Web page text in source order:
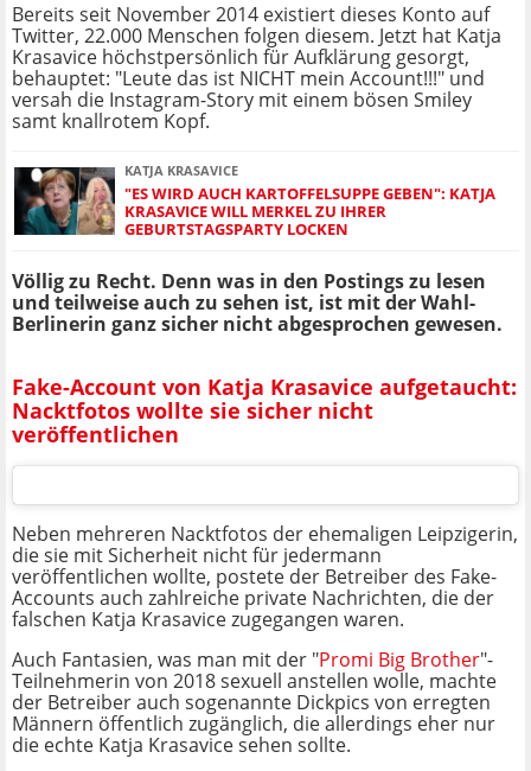
Bereits seit November 2014 existiert dieses Konto auf
Twitter, 22.000 Menschen folgen diesem. Jetzt hat Katja
Krasavice höchstpersönlich für Aufklärung gesorgt,
behauptet: "Leute das ist NICHT mein Account!!!" und
versah die Instagram-Story mit einem bösen Smiley
samt knallrotem Kopf.
KATJA KRASAVICE
"ES WIRD AUCH KARTOFFELSUPPE GEBEN": KATJA
KRASAVICE WILL MERKEL ZU IHRER
GEBURTSTAGSPARTY LOCKEN
Völlig zu Recht. Denn was in den Postings zu lesen
und teilweise auch zu sehen ist, ist mit der Wahl-
Berlinerin ganz sicher nicht abgesprochen gewesen.
Fake-Account von Katja Krasavice aufgetaucht:
Nacktfotos wollte sie sicher nicht
veröffentlichen
Neben mehreren Nacktfotos der ehemaligen Leipzigerin,
die sie mit Sicherheit nicht für jedermann
veröffentlichen wollte, postete der Betreiber des Fake-
Accounts auch zahlreiche private Nachrichten, die der
falschen Katja Krasavice zugegangen waren.
Auch Fantasien, was man mit der "Promi Big Brother"-
Teilnehmerin von 2018 sexuell anstellen wolle, machte
der Betreiber auch sogenannte Dickpics von erregten
Männern öffentlich zugänglich, die allerdings eher nur
die echte Katja Krasavice sehen sollte.